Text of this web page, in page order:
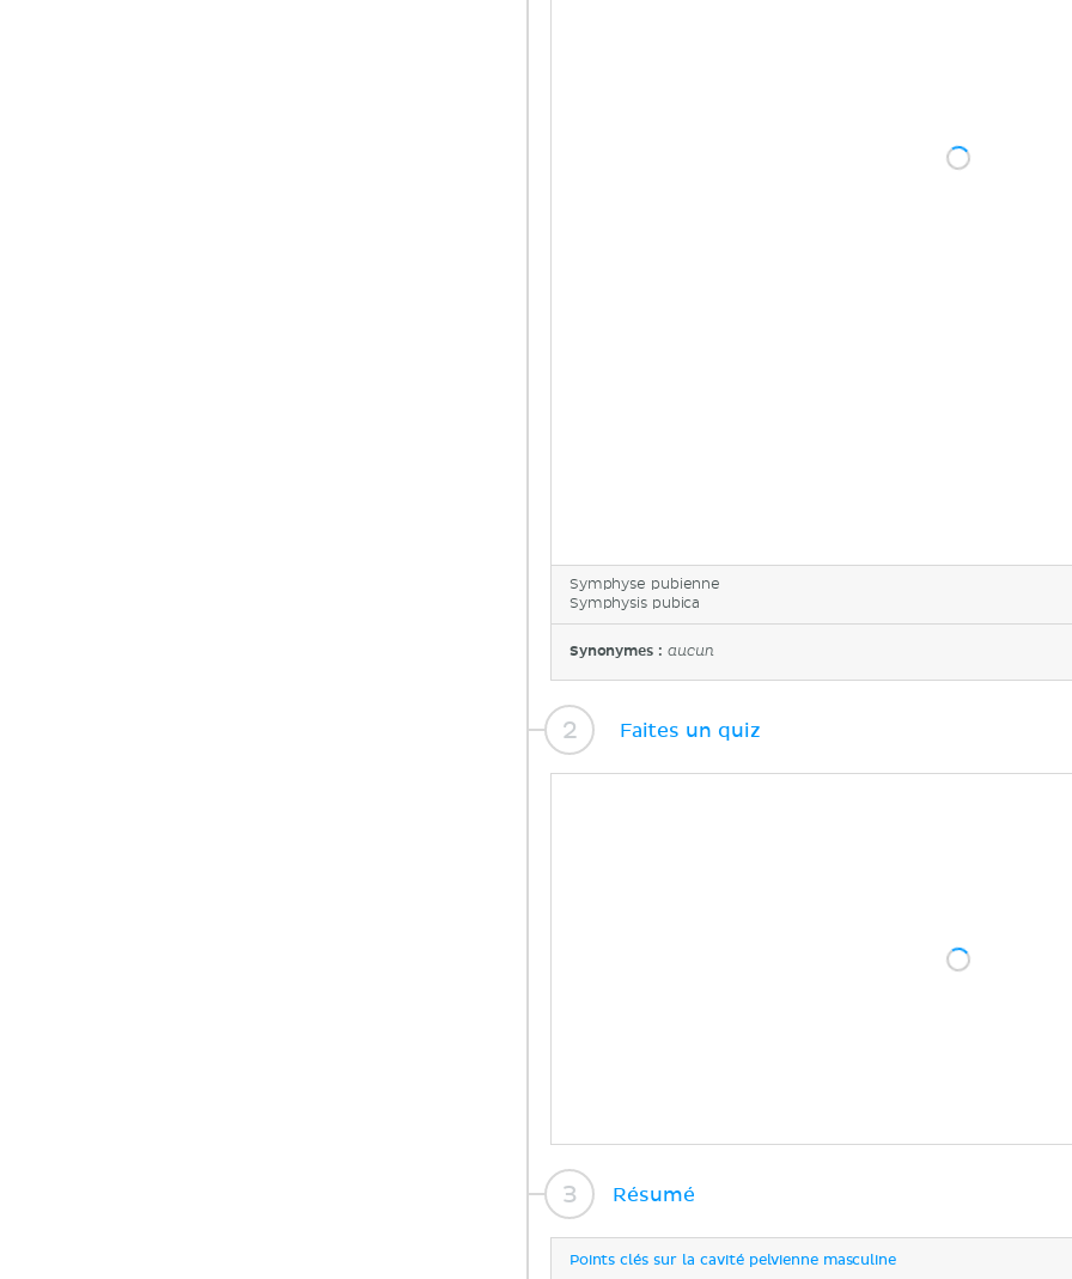
Symphyse pubienne
Symphysis pubica
Synonymes :aucun
Faites un quiz
Résumé
Points clés sur la cavité pelvienne masculine